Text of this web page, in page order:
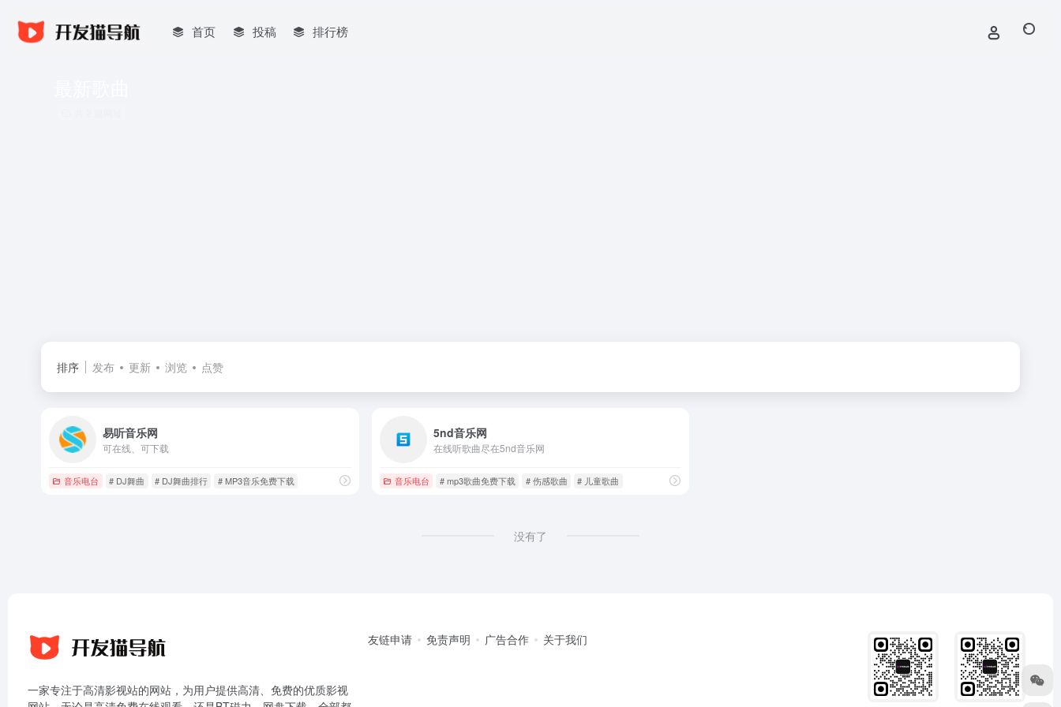
首页 投稿 排行榜
排序 发布 更新 浏览 点赞
易听音乐网
可在线、可下载
音乐电台 # DJ舞曲 # DJ舞曲排行 # MP3音乐免费下载
5nd音乐网
在线听歌曲尽在5nd音乐网
音乐电台 # mp3歌曲免费下载 # 伤感歌曲 # 儿童歌曲
没有了
一家专注于高清影视站的网站，为用户提供高清、免费的优质影视
友链申请 免责声明 广告合作 关于我们